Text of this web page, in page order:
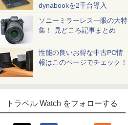
dynabookを2千台導入
ソニーミラーレス一眼の大特
集！ 見どころ記事まとめ
性能の良いお得な中古PC情
報はこのページでチェック！
トラベル Watch をフォローする